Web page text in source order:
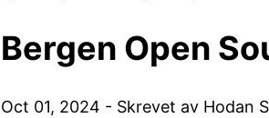
Bergen Open
Oct 01, 2024 - Skrevet av Hodan